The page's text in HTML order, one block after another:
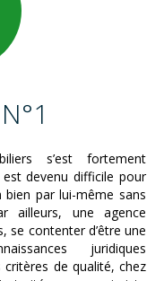
s’est fortement
devenu difficile pour
par lui-même sans
ailleurs, une agence
se contenter d’être une
juridiques
de qualité, chez